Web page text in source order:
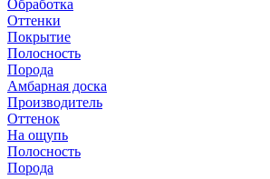
Обработка
Оттенки
Покрытие
Полосность
Порода
Амбарная доска
Производитель
Оттенок
На ощупь
Полосность
Порода